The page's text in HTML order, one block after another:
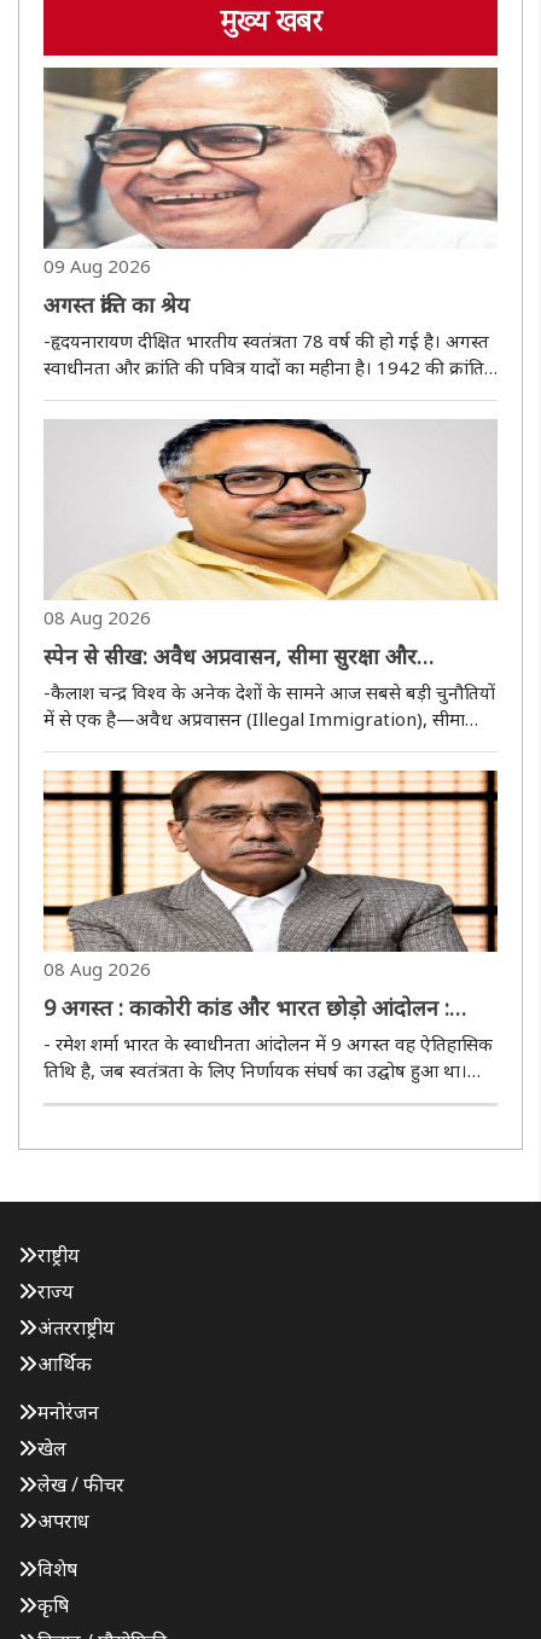
मुख्य खबर
09 Aug 2026
अगस्त क्रांति का श्रेय
-हृदयनारायण दीक्षित भारतीय स्वतंत्रता 78 वर्ष की हो गई है। अगस्त
स्वाधीनता और क्रांति की पवित्र यादों का महीना है। 1942 की क्रांति
‘भारत छोड़ो‘ आंदोलन की घोषणा हुई। संयोग है कि 5 वर्ष बाद ..
08 Aug 2026
स्पेन से सीख: अवैध अप्रवासन, सीमा सुरक्षा और
जनसांख्यिकीय परिवर्तन के प्रति समय रहते जागना क्यों
आवश्यक है?
-कैलाश चन्द्र विश्व के अनेक देशों के सामने आज सबसे बड़ी चुनौतियों
में से एक है—अवैध अप्रवासन (Illegal Immigration), सीमा
किसी एक देश या महाद्वीप का विषय नहीं, बल्कि राष्ट्रीय सुरक्षा..
08 Aug 2026
9 अगस्त : काकोरी कांड और भारत छोड़ो आंदोलन :
स्वाधीनता के सूर्योदय के लिए निर्णायक आंदोलन का
उद्घोष
- रमेश शर्मा भारत के स्वाधीनता आंदोलन में 9 अगस्त वह ऐतिहासिक
तिथि है, जब स्वतंत्रता के लिए निर्णायक संघर्ष का उद्घोष हुआ था।
राष्ट्रीय
राज्य
अंतरराष्ट्रीय
आर्थिक
मनोरंजन
खेल
लेख / फीचर
अपराध
विशेष
कृषि